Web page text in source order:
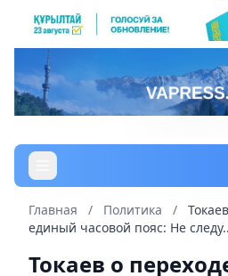
Главная / Политика /
единый часовой пояс: Не
Токаев о